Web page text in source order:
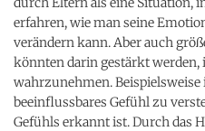
erfahren, wie man seine
verändern kann. Aber auch
könnten darin gestärkt
wahrzunehmen. Beispielsweise
beeinflussbares Gefühl zu
Gefühls erkannt ist. Durch das